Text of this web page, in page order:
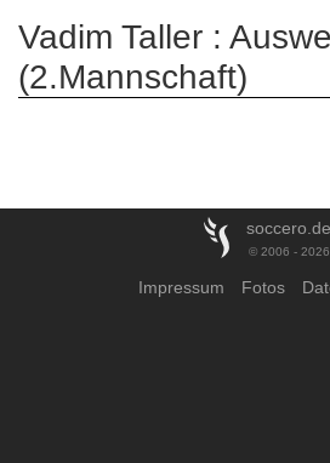
Vadim Taller :
(2.Mannschaft)
soccero.de
© 2006 - 2026
Impressum Fotos